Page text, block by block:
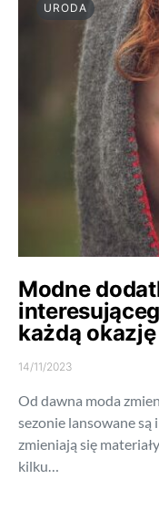
URODA
Modne
każdą okazję
14/11/2023
Od dawna moda
sezonie lansowane są
zmieniają się
kilku…